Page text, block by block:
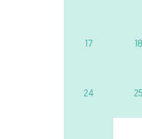
17 18
24 25